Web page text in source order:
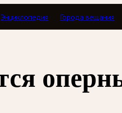
Энциклопедия Города вещания